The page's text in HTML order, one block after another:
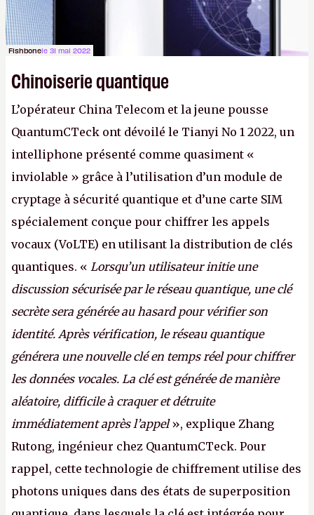
Fishbonele 31 mai 2022
Chinoiserie quantique
L’opérateur China Telecom et la jeune pousse
QuantumCTeck ont dévoilé le Tianyi No 1 2022, un
intelliphone présenté comme quasiment «
inviolable » grâce à l’utilisation d’un module de
cryptage à sécurité quantique et d’une carte SIM
spécialement conçue pour chiffrer les appels
vocaux (VoLTE) en utilisant la distribution de clés
quantiques. « Lorsqu’un utilisateur initie une
discussion sécurisée par le réseau quantique, une clé
secrète sera générée au hasard pour vérifier son
identité. Après vérification, le réseau quantique
générera une nouvelle clé en temps réel pour chiffrer
les données vocales. La clé est générée de manière
aléatoire, difficile à craquer et détruite
immédiatement après l’appel», explique Zhang
Rutong, ingénieur chez QuantumCTeck. Pour
rappel, cette technologie de chiffrement utilise des
photons uniques dans des états de superposition